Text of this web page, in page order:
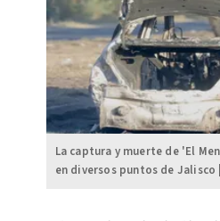
La captura y muerte de 'El
en diversos puntos de Jalisco